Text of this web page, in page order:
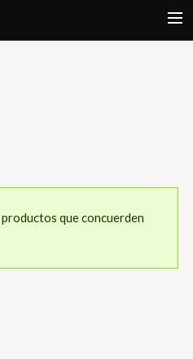
que concuerden